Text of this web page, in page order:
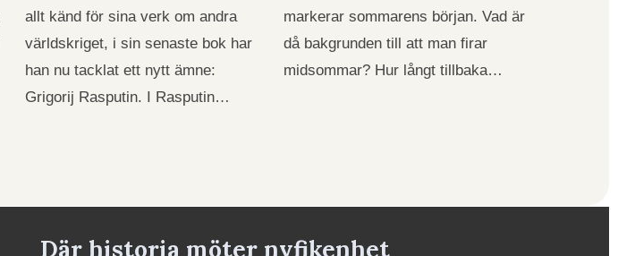
allt känd för sina verk om andra
världskriget, i sin senaste bok har
han nu tacklat ett nytt ämne:
Grigorij Rasputin. I Rasputin…
markerar sommarens början. Vad är
då bakgrunden till att man firar
midsommar? Hur långt tillbaka…
Där historia möter nyfikenhet